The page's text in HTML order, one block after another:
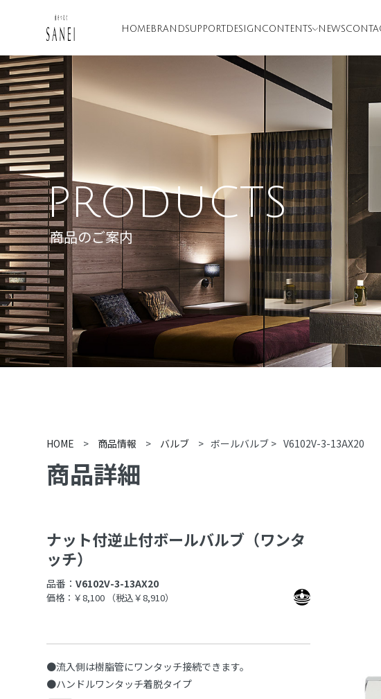
HOME BRANDSUPPORT DESIGN CONTENTS NEWS
PRODUCTS
商品のご案内
HOME > 商品情報 > バルブ > ボールバルブ > V6102V-3-13AX20
商品詳細
ナット付逆止付ボールバルブ（ワンタ
ッチ）
品番：V6102V-3-13AX20
価格：￥8,100 （税込￥8,910）
●流入側は樹脂管にワンタッチ接続できます。
●ハンドルワンタッチ着脱タイプ